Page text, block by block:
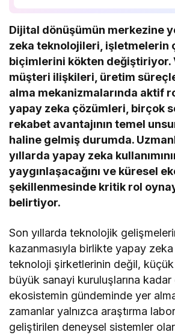
süreçlerinde önemli bir rol
Uzmanlar, bu teknolojinin
daha da yaygınlaşarak…
Dijital dönüşümün merkezine
zeka teknolojileri, işletmelerin
biçimlerini kökten değiştiriyor.
müşteri ilişkileri, üretim
alma mekanizmalarında aktif
yapay zeka çözümleri, birçok
rekabet avantajının temel
haline gelmiş durumda.
yıllarda yapay zeka
yaygınlaşacağını ve küresel
şekillenmesinde kritik rol
belirtiyor.
Son yıllarda teknolojik
kazanmasıyla birlikte yapay zeka
teknoloji şirketlerinin değil,
büyük sanayi kuruluşlarına
ekosistemin gündeminde yer
zamanlar yalnızca araştırma
geliştirilen deneysel sistemler